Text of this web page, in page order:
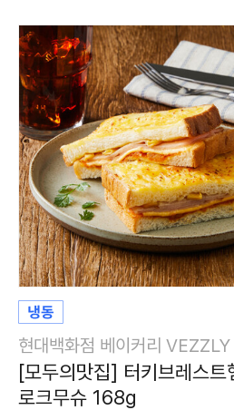
현대백화점 베이커리 VEZZLY
[모두의맛집] 터키브레스트
로크무슈 168g